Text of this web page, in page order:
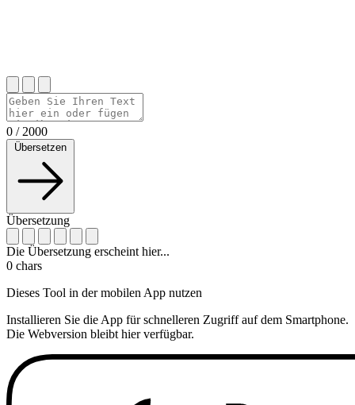
0 / 2000
Übersetzen
Übersetzung
Die Übersetzung erscheint hier...
0 chars
Dieses Tool in der mobilen App nutzen
Installieren Sie die App für schnelleren Zugriff auf dem Smartphone.
Die Webversion bleibt hier verfügbar.